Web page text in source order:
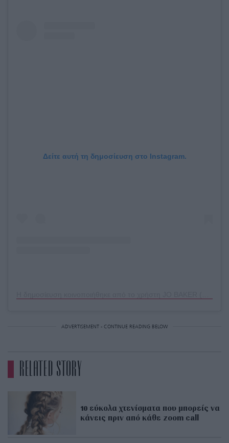
Δείτε αυτή τη δημοσίευση στο Instagram.
ADVERTISEMENT - CONTINUE READING BELOW
RELATED STORY
10 εύκολα χτενίσματα που μπορείς να
κάνεις πριν από κάθε zoom call